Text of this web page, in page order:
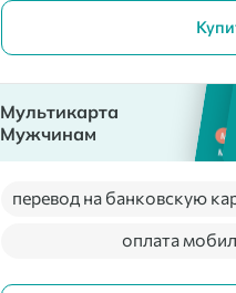
Мультикарта
Мужчинам
оплата
перевод на банковскую